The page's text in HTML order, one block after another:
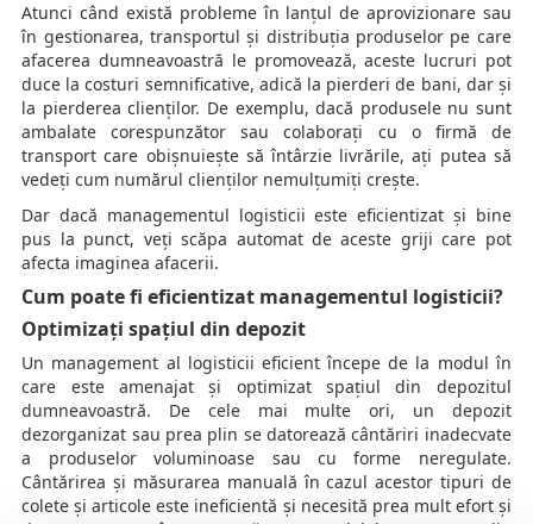
Atunci când există probleme în lanțul de aprovizionare sau
în gestionarea, transportul și distribuția produselor pe care
afacerea dumneavoastră le promovează, aceste lucruri pot
duce la costuri semnificative, adică la pierderi de bani, dar și
la pierderea clienților. De exemplu, dacă produsele nu sunt
ambalate corespunzător sau colaborați cu o firmă de
transport care obișnuiește să întârzie livrările, ați putea să
vedeți cum numărul clienților nemulțumiți crește.
Dar dacă managementul logisticii este eficientizat și bine
pus la punct, veți scăpa automat de aceste griji care pot
afecta imaginea afacerii.
Cum poate fi eficientizat managementul logisticii?
Optimizați spațiul din depozit
Un management al logisticii eficient începe de la modul în
care este amenajat și optimizat spațiul din depozitul
dumneavoastră. De cele mai multe ori, un depozit
dezorganizat sau prea plin se datorează cântăriri inadecvate
a produselor voluminoase sau cu forme neregulate.
Cântărirea și măsurarea manuală în cazul acestor tipuri de
colete și articole este ineficientă și necesită prea mult efort și